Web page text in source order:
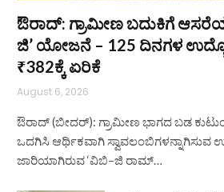
ಔರಾದ್: ಗ್ರಾಮೀಣ ಬದುಕಿಗೆ
ಜಿ’ ಯೋಜನೆ – 125 ದಿನಗಳ
₹382ಕ್ಕೆ ಏರಿಕೆ
August 6, 2026
ಔರಾದ್ (ಬೀದರ್): ಗ್ರಾಮೀಣ ಭಾಗದ ಬಡ
ಒದಗಿಸಿ ಆರ್ಥಿಕವಾಗಿ ಸ್ವಾವಲಂಬಿಗಳನ್ನಾಗಿಸುವ
ಜಾರಿಯಾಗಿರುವ ‘ವಿಬಿ–ಜಿ ರಾಮ್…